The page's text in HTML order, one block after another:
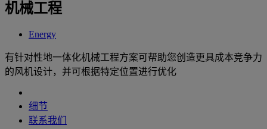
机械工程
Energy
有针对性地一体化机械工程方案可帮助您创造更具成本竞争力
的风机设计，并可根据特定位置进行优化
细节
联系我们